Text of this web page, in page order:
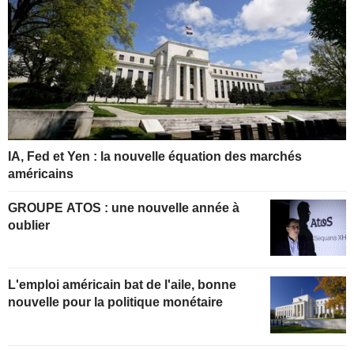
IA, Fed et Yen : la nouvelle équation des marchés
américains
GROUPE ATOS : une nouvelle année à
oublier
L'emploi américain bat de l'aile, bonne
nouvelle pour la politique monétaire